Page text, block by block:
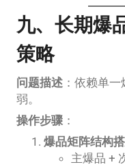
九、长期爆
策略
问题描述 ：依赖单
弱。
操作步骤 ：
爆品矩阵结构
主爆品 +